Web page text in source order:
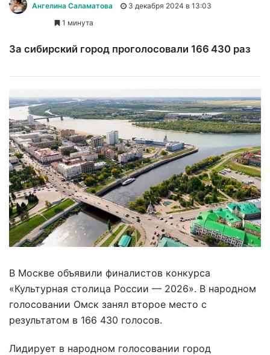
Ангелина Саламатова
3 декабря 2024 в 13:03
1 минута
За сибирский город проголосовали 166 430 раз
В Москве объявили финалистов конкурса
«Культурная столица России — 2026». В народном
голосовании Омск занял второе место с
результатом в 166 430 голосов.
Лидирует в народном голосовании город